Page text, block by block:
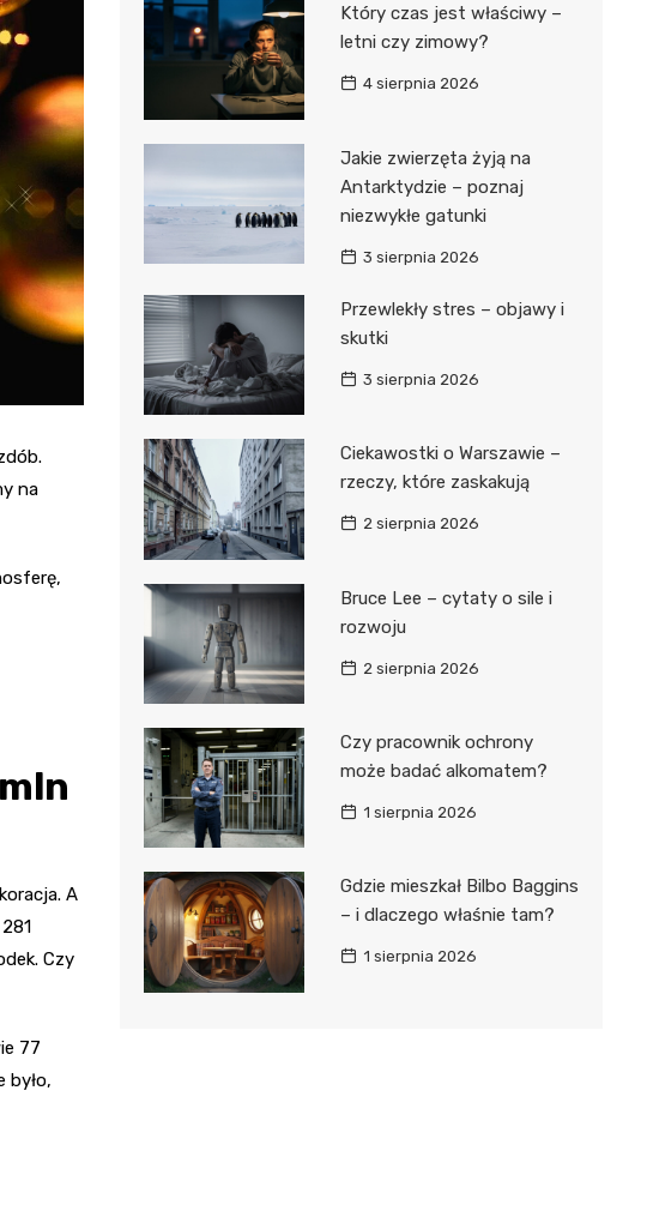
na
A
Czy
77
było,
Który czas jest właściwy –
letni czy zimowy?
4 sierpnia 2026
Jakie zwierzęta żyją na
Antarktydzie – poznaj
niezwykłe gatunki
3 sierpnia 2026
Przewlekły stres – objawy i
skutki
3 sierpnia 2026
Ciekawostki o Warszawie –
rzeczy, które zaskakują
2 sierpnia 2026
Bruce Lee – cytaty o sile i
rozwoju
2 sierpnia 2026
Czy pracownik ochrony
może badać alkomatem?
1 sierpnia 2026
Gdzie mieszkał Bilbo Baggins
– i dlaczego właśnie tam?
1 sierpnia 2026